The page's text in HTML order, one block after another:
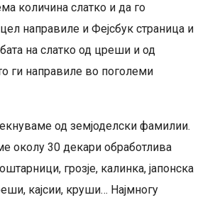
количина слатко и да го
направиле и Фејсбук страница и
на слатко од цреши и од
ги направиле во поголеми
од земјоделски фамилии.
околу 30 декари обработлива
грозје, калинка, јапонска
кајсии, круши… Најмногу